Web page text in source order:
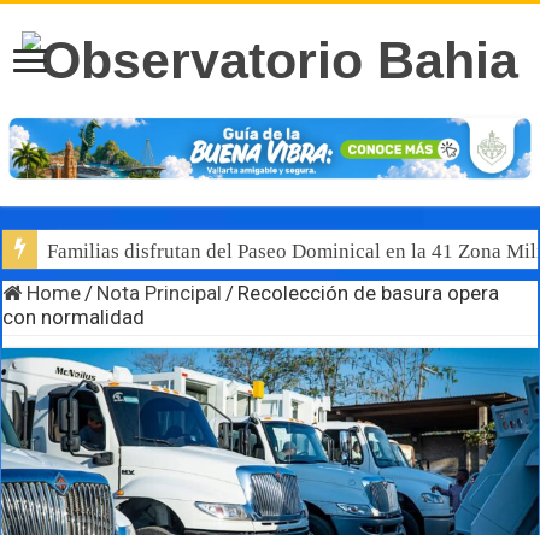
Familias disfrutan del Paseo Dominical en la 41 Zona
Home / Nota Principal / Recolección de basura opera
con normalidad